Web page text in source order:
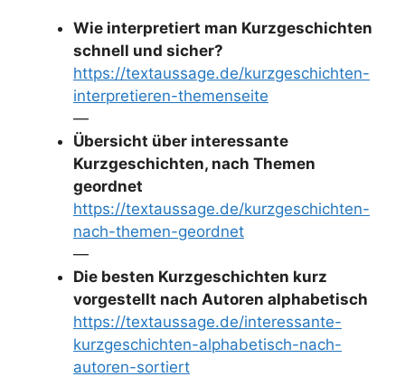
Wie interpretiert man Kurzgeschichten
schnell und sicher?
https://textaussage.de/kurzgeschichten-
interpretieren-themenseite
—
Übersicht über interessante
Kurzgeschichten, nach Themen
geordnet
https://textaussage.de/kurzgeschichten-
nach-themen-geordnet
—
Die besten Kurzgeschichten kurz
vorgestellt nach Autoren alphabetisch
https://textaussage.de/interessante-
kurzgeschichten-alphabetisch-nach-
autoren-sortiert